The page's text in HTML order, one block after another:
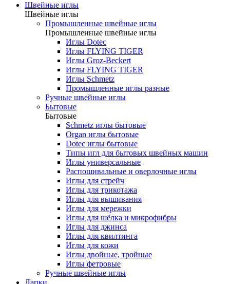
Швейные иглы
Швейные иглы
Промышленные швейные иглы
Промышленные швейные иглы
Иглы Dotec
Иглы FLYING TIGER
Иглы Groz-Beckert
Иглы FLYING TIGER
Иглы Schmetz
Промышленные иглы разные
Ручные швейные иглы
Бытовые
Бытовые
Schmetz иглы бытовые
Organ иглы бытовые
Dotec иглы бытовые
Типы игл для бытовых швейных машин
Иглы универсальные
Распошивальные и оверлочные иглы
Иглы для стрейч
Иглы для трикотажа
Иглы для вышивания
Иглы для мережки
Иглы для шёлка и микрофибры
Иглы для джинса
Иглы для квилтинга
Иглы для кожи
Иглы двойные, тройные
Иглы фетровые
Ручные швейные иглы
Лапки